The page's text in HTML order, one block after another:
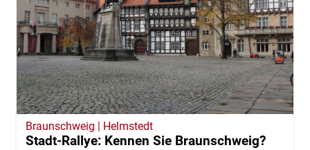
Braunschweig | Helmstedt
Stadt-Rallye: Kennen Sie Braunschweig?